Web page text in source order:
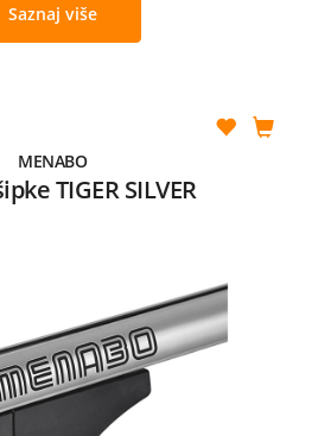
Saznaj više
MENABO
TIGER SILVER